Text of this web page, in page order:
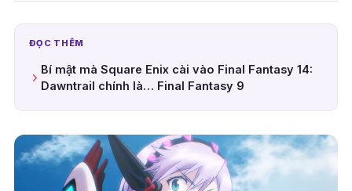
ĐỌC THÊM
Bí mật mà Square Enix cài vào Final Fantasy 14:
Dawntrail chính là… Final Fantasy 9